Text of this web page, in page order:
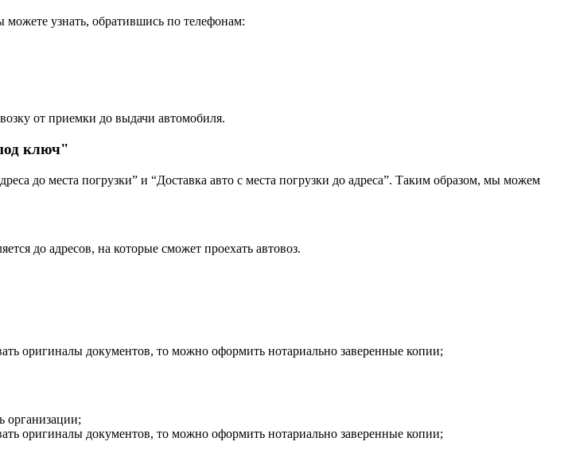
узнать, обратившись по телефонам:
от приемки до выдачи автомобиля.
ключ"
до места погрузки” и “Доставка авто с места погрузки до адреса”. Таким образом, мы можем
до адресов, на которые сможет проехать автовоз.
оригиналы документов, то можно оформить нотариально заверенные копии;
организации;
оригиналы документов, то можно оформить нотариально заверенные копии;